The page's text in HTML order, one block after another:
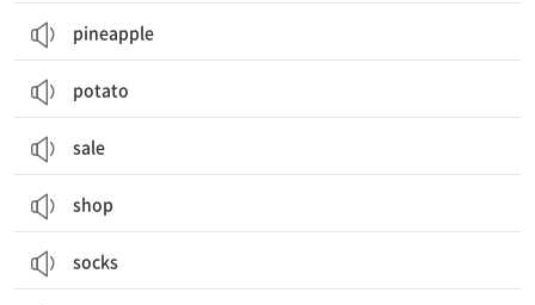
pineapple
potato
sale
shop
socks